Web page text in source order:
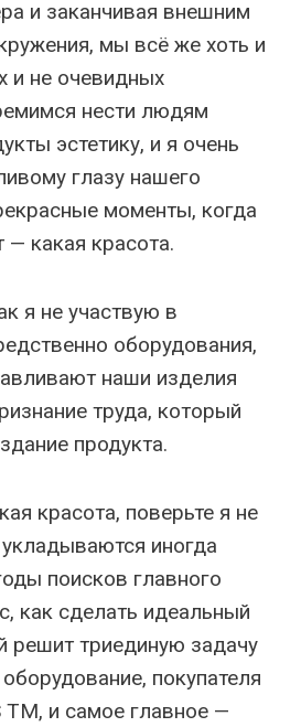
и заканчивая внешним
мы всё же хоть и
и не очевидных
нести людям
эстетику, и я очень
глазу нашего
моменты, когда
— какая красота.
я не участвую в
оборудования,
наши изделия
труда, который
продукта.
красота, поверьте я не
иногда
поисков главного
как сделать идеальный
решит триединую задачу
покупателя
TM, и самое главное —